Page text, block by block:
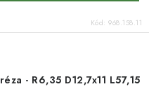
Kód: 968.158.11
- R6,35 D12,7x11 L57,15